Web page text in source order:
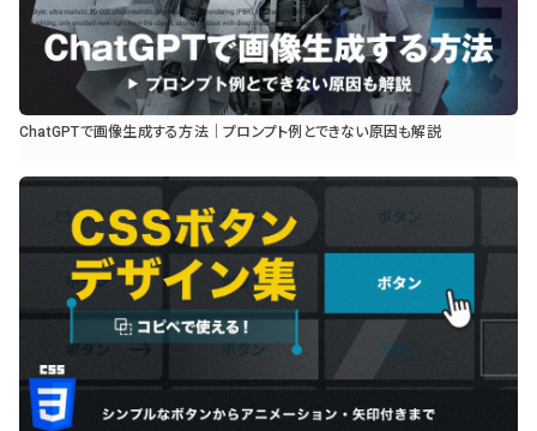
ChatGPTで画像生成する方法｜プロンプト例とできない原因も解説